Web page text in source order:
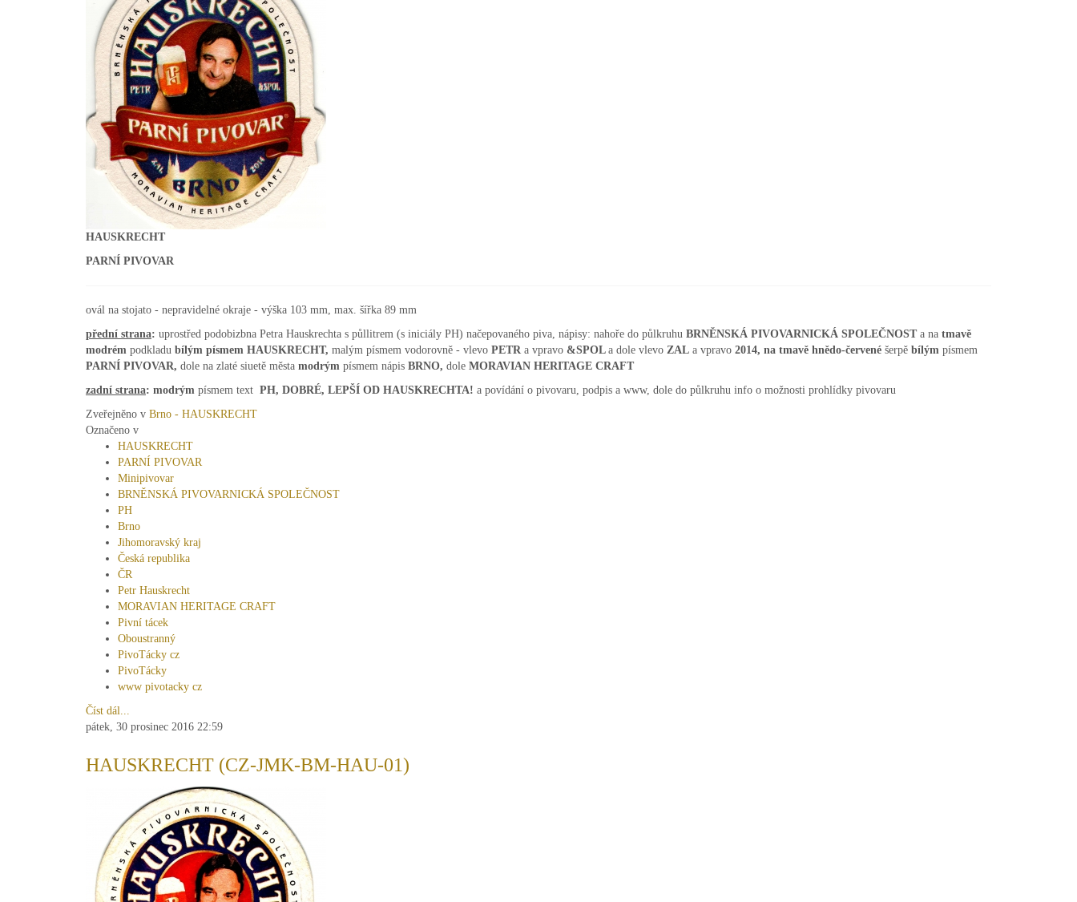
HAUSKRECHT
PARNÍ PIVOVAR
ovál na stojato - nepravidelné okraje - výška 103 mm, max. šířka 89 mm
přední strana: uprostřed podobizbna Petra Hauskrechta s půllitrem (s iniciály PH) načepovaného piva, nápisy: nahoře do půlkruhu BRNĚNSKÁ PIVOVARNICKÁ SPOLEČNOST a na tmavě
modrém podkladu bílým písmem HAUSKRECHT, malým písmem vodorovně - vlevo PETR a vpravo &SPOL a dole vlevo ZAL a vpravo 2014, na tmavě hnědo-červené šerpě bílým písmem
PARNÍ PIVOVAR, dole na zlaté siuetě města modrým písmem nápis BRNO, dole MORAVIAN HERITAGE CRAFT
zadní strana: modrým písmem text PH, DOBRÉ, LEPŠÍ OD HAUSKRECHTA! a povídání o pivovaru, podpis a www, dole do půlkruhu info o možnosti prohlídky pivovaru
Zveřejněno v Brno - HAUSKRECHT
Označeno v
HAUSKRECHT
PARNÍ PIVOVAR
Minipivovar
BRNĚNSKÁ PIVOVARNICKÁ SPOLEČNOST
PH
Brno
Jihomoravský kraj
Česká republika
ČR
Petr Hauskrecht
MORAVIAN HERITAGE CRAFT
Pivní tácek
Oboustranný
PivoTácky cz
PivoTácky
www pivotacky cz
Číst dál...
pátek, 30 prosinec 2016 22:59
HAUSKRECHT (CZ-JMK-BM-HAU-01)